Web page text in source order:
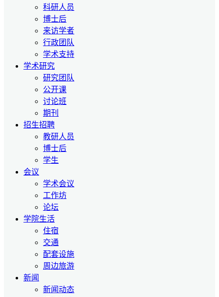
科研人员
博士后
来访学者
行政团队
学术支持
学术研究
研究团队
公开课
讨论班
期刊
招生招聘
教研人员
博士后
学生
会议
学术会议
工作坊
论坛
学院生活
住宿
交通
配套设施
周边旅游
新闻
新闻动态